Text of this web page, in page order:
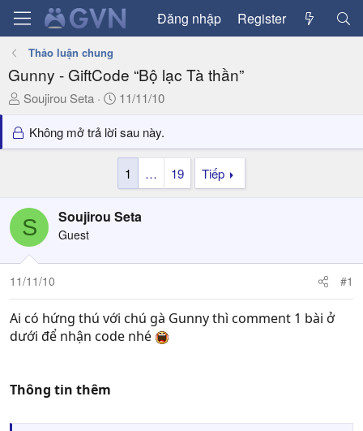
Đăng nhập Register
Thảo luận chung
Gunny - GiftCode “Bộ lạc Tà thần”
T
r
e
t
a
r
e
r
Soujirou Seta
N
à
y
11/11/10
Không mở trả lời sau này.
1 … 19 Tiếp
S Soujirou Seta
Guest
11/11/10 #1
Ai có hứng thú với chú gà Gunny thì comment 1 bài ở
dưới để nhận code nhé
Thông tin thêm